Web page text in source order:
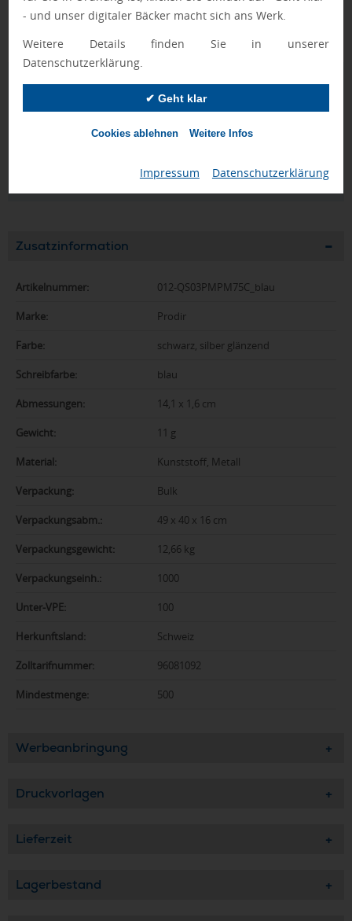
- und unser digitaler Bäcker macht sich ans Werk.
Weitere Details finden Sie in unserer
Datenschutzerklärung.
✔ Geht klar
Cookies ablehnen Weitere Infos
Impressum Datenschutzerklärung
Geprüft von Ewa
Nur Produkte, die unserenQualitätscheckbestehen,
Qualitätssicherung
Zusatzinformation
Artikelnummer: 012-QS03PMPM75C_blau
Marke: Prodir
Farbe: schwarz, silber glänzend
Schreibfarbe: blau
Abmessungen: 14,1 x 1,6 cm
Gewicht: 11 g
Material: Kunststoff, Metall
Verpackung: Bulk
Verpackungsabm.: 49 x 40 x 16 cm
Verpackungsgewicht: 12,66 kg
Verpackungseinh.: 1000
Unter-VPE: 100
Herkunftsland: Schweiz
Zolltarifnummer: 96081092
Mindestmenge: 500
Werbeanbringung
Druckvorlagen
Lieferzeit
Lagerbestand